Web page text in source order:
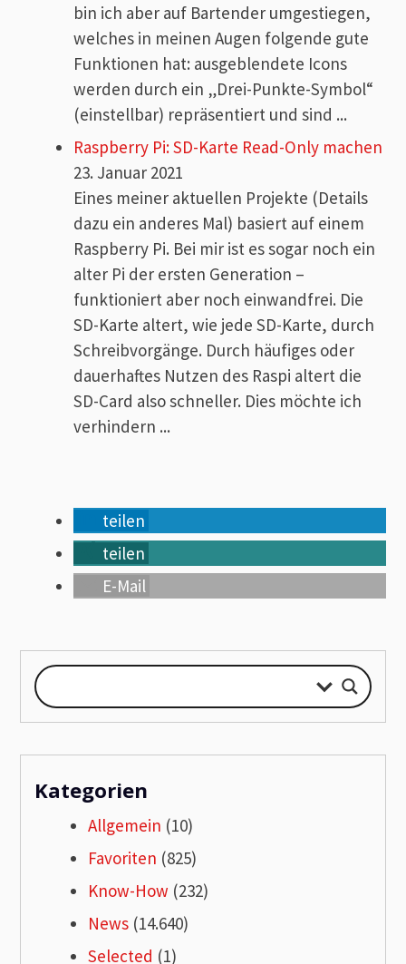
bin ich aber auf Bartender umgestiegen,
welches in meinen Augen folgende gute
Funktionen hat: ausgeblendete Icons
werden durch ein „Drei-Punkte-Symbol“
(einstellbar) repräsentiert und sind ...
Raspberry Pi: SD-Karte Read-Only machen
23. Januar 2021
Eines meiner aktuellen Projekte (Details
dazu ein anderes Mal) basiert auf einem
Raspberry Pi. Bei mir ist es sogar noch ein
alter Pi der ersten Generation –
funktioniert aber noch einwandfrei. Die
SD-Karte altert, wie jede SD-Karte, durch
Schreibvorgänge. Durch häufiges oder
dauerhaftes Nutzen des Raspi altert die
SD-Card also schneller. Dies möchte ich
verhindern ...
teilen
teilen
E-Mail
Kategorien
Allgemein (10)
Favoriten (825)
Know-How (232)
News (14.640)
Selected (1)